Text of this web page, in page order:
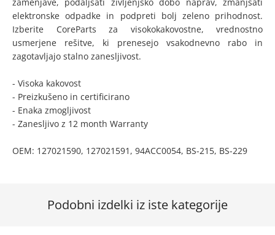
elektronske odpadke in podpreti bolj zeleno prihodnost.
Izberite CoreParts za visokokakovostne, vrednostno
usmerjene rešitve, ki prenesejo vsakodnevno rabo in
zagotavljajo stalno zanesljivost.
- Visoka kakovost
- Preizkušeno in certificirano
- Enaka zmogljivost
- Zanesljivo z 12 month Warranty
OEM: 127021590, 127021591, 94ACC0054, BS-215, BS-229
Podobni izdelki iz iste kategorije